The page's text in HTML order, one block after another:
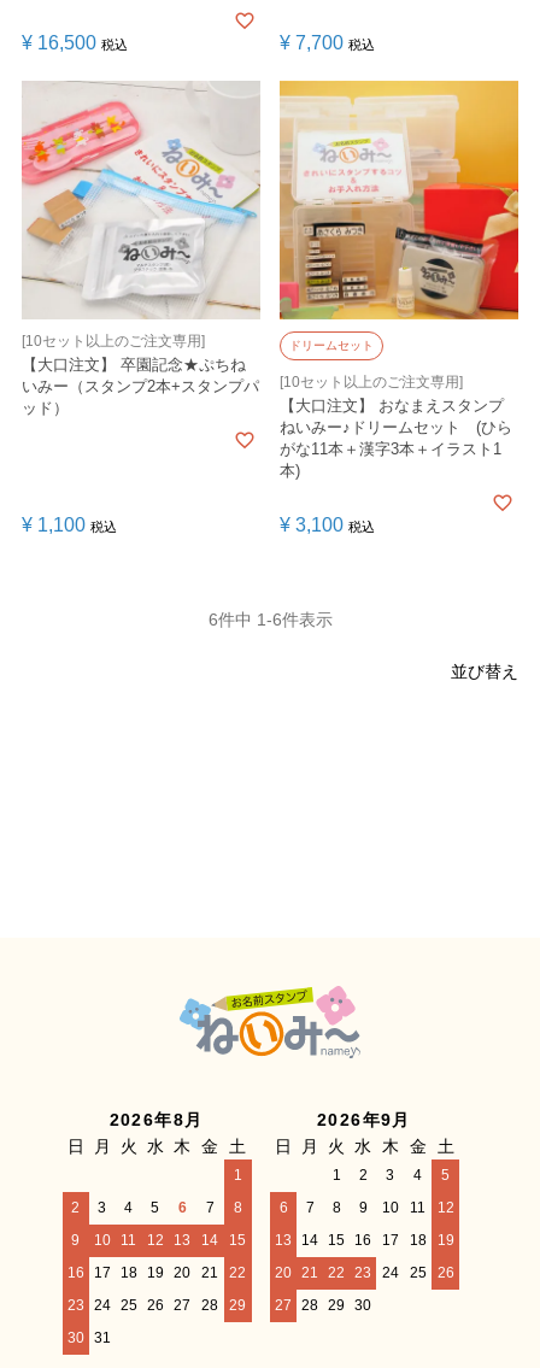
¥ 16,500 税込 ¥ 7,700 税込
[10セット以上のご注文専用]
【大口注文】 卒園記念★ぷちね
いみー（スタンプ2本+スタンプパ
ッド）
¥ 1,100 税込
ドリームセット
[10セット以上のご注文専用]
【大口注文】 おなまえスタンプ
ねいみー♪ドリームセット (ひら
がな11本＋漢字3本＋イラスト1
本)
¥ 3,100 税込
並び替え
6件中 1-6件表示
2026年8月
日
月 火 水 木 金 土
1
2
3 4 5 6 7
8
9
10 11 12 13 14
15
16
17 18 19 20 21
22
23
24 25 26 27 28
29
30
31
2026年9月
日
月 火 水 木 金 土
1 2 3 4
5
6
7 8 9 10 11
12
13
14 15 16 17 18
19
20 21 22 23 24 25
26
27
28 29 30